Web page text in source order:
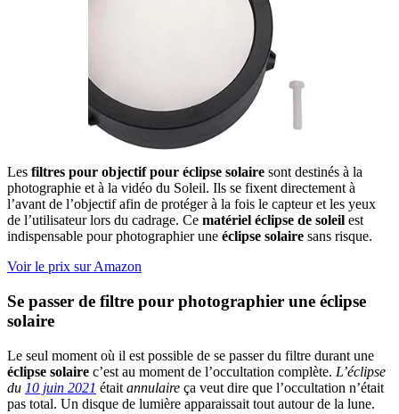
Les filtres pour objectif pour éclipse solaire sont destinés à la
photographie et à la vidéo du Soleil. Ils se fixent directement à
l’avant de l’objectif afin de protéger à la fois le capteur et les yeux
de l’utilisateur lors du cadrage. Ce matériel éclipse de soleil est
indispensable pour photographier une éclipse solaire sans risque.
Voir le prix sur Amazon
Se passer de filtre pour photographier une éclipse
solaire
Le seul moment où il est possible de se passer du filtre durant une
éclipse solaire c’est au moment de l’occultation complète. L’éclipse
du 10 juin 2021 était annulaire ça veut dire que l’occultation n’était
pas total. Un disque de lumière apparaissait tout autour de la lune.